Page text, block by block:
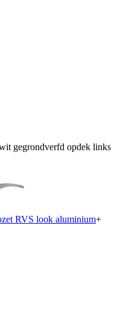
gegrondverfd opdek links
RVS look aluminium+